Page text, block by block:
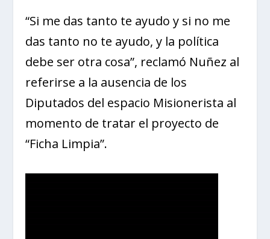
“Si me das tanto te ayudo y si no me
das tanto no te ayudo, y la política
debe ser otra cosa”, reclamó Nuñez al
referirse a la ausencia de los
Diputados del espacio Misionerista al
momento de tratar el proyecto de
“Ficha Limpia”.